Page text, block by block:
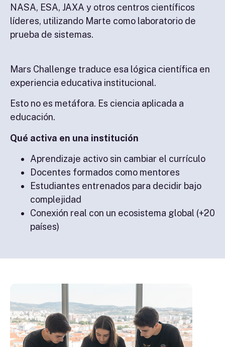
NASA, ESA, JAXA y otros centros científicos
líderes, utilizando Marte como laboratorio de
prueba de sistemas.
Mars Challenge traduce esa lógica científica en
experiencia educativa institucional.
Esto no es metáfora. Es ciencia aplicada a
educación.
Qué activa en una institución
Aprendizaje activo sin cambiar el currículo
Docentes formados como mentores
Estudiantes entrenados para decidir bajo
complejidad
Conexión real con un ecosistema global (+20
países)